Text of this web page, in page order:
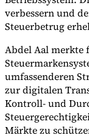
Unsere Autoren
verbessern und
Steuerbetrug
Abdel Aal merkte
umfassenderen
zur digitalen
Kontroll- und
Märkte zu